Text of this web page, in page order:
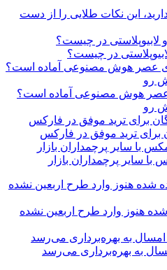
این نکات طلایی را از دست
در چیست؟
عصر هوش مصنوعی آماده است؟
رو
شده هنوز وارد طرح اربعین نشده
به بهره‌برداری می‌رسد